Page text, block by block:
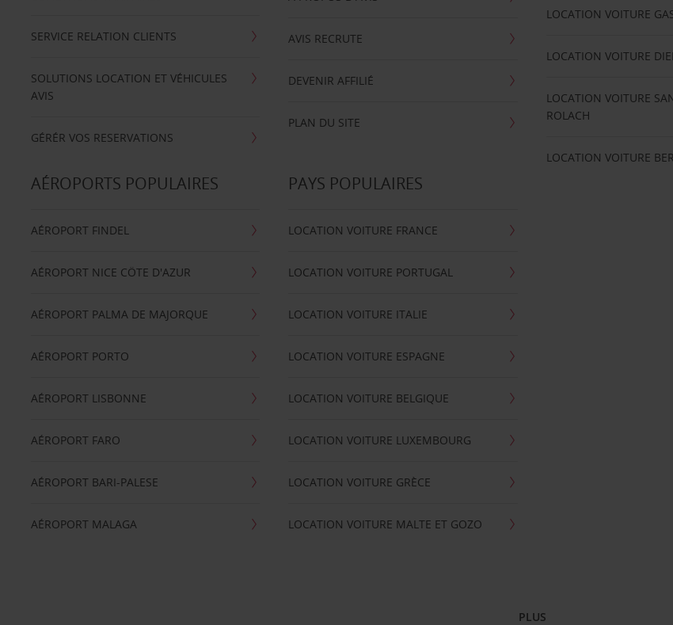
SERVICE RELATION CLIENTS
SOLUTIONS LOCATION ET VÉHICULES
AVIS
GÉRÉR VOS RESERVATIONS
AVIS RECRUTE
DEVENIR AFFILIÉ
PLAN DU SITE
LOCATION VOITURE
LOCATION VOITURE
LOCATION VOITURE
ROLACH
LOCATION VOITURE
AÉROPORTS POPULAIRES
AÉROPORT FINDEL
AÉROPORT NICE CÖTE D'AZUR
AÉROPORT PALMA DE MAJORQUE
AÉROPORT PORTO
AÉROPORT LISBONNE
AÉROPORT FARO
AÉROPORT BARI-PALESE
AÉROPORT MALAGA
PAYS POPULAIRES
LOCATION VOITURE FRANCE
LOCATION VOITURE PORTUGAL
LOCATION VOITURE ITALIE
LOCATION VOITURE ESPAGNE
LOCATION VOITURE BELGIQUE
LOCATION VOITURE LUXEMBOURG
LOCATION VOITURE GRÈCE
LOCATION VOITURE MALTE ET GOZO
PLUS